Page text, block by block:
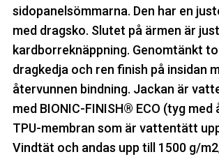
sidopanelsömmarna. Den har en
med dragsko. Slutet på ärmen är
kardborreknäppning. Genomtänkt
dragkedja och ren finish på insidan
återvunnen bindning. Jackan är
med BIONIC-FINISH® ECO (tyg
TPU-membran som är vattentätt
Vindtät och andas upp till 1500 g/